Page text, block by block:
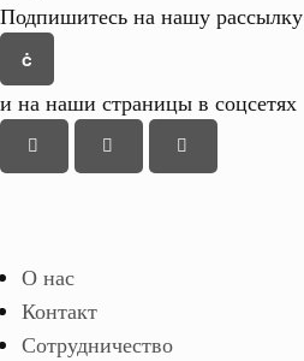
Подпишитесь на нашу рассылку
и на наши страницы в соцсетях
О нас
Контакт
Сотрудничество